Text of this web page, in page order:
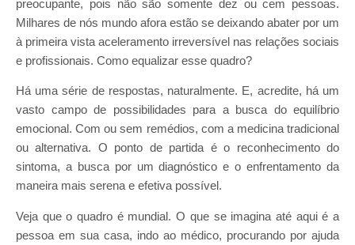
preocupante, pois não são somente dez ou cem pessoas.
Milhares de nós mundo afora estão se deixando abater por um
à primeira vista aceleramento irreversível nas relações sociais
e profissionais. Como equalizar esse quadro?
Há uma série de respostas, naturalmente. E, acredite, há um
vasto campo de possibilidades para a busca do equilíbrio
emocional. Com ou sem remédios, com a medicina tradicional
ou alternativa. O ponto de partida é o reconhecimento do
sintoma, a busca por um diagnóstico e o enfrentamento da
maneira mais serena e efetiva possível.
Veja que o quadro é mundial. O que se imagina até aqui é a
pessoa em sua casa, indo ao médico, procurando por ajuda